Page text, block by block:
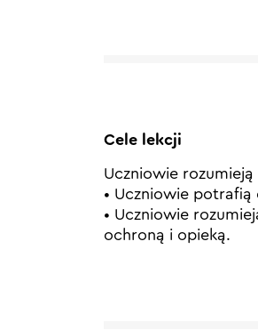
Cele lekcji
Uczniowie
• Uczniowie
• Uczniowie
ochroną i opieką.